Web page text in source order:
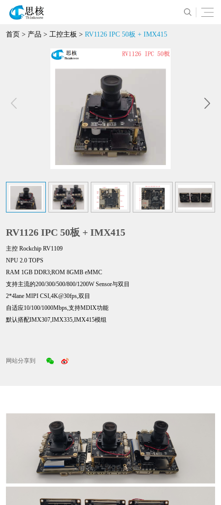
首页 > 产品 > 工控主板 > RV1126 IPC 50板 + IMX415
RV1126 IPC 50板 + IMX415
主控 Rockchip RV1109
NPU 2.0 TOPS
RAM 1GB DDR3;ROM 8GMB eMMC
支持主流的200/300/500/800/1200W Sensor与双目
2*4lane MIPI CSI,4K@30fps,双目
自适应10/100/1000Mbps,支持MDIX功能
默认搭配IMX307,IMX335,IMX415模组
网站分享到